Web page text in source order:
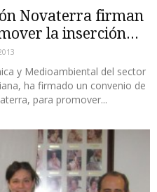
Novaterra firman
la inserción...
y Medioambiental del sector
ha firmado un convenio de
para promover...